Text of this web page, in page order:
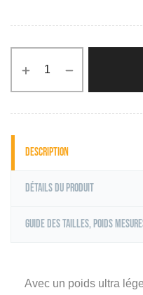
Description
Détails du produit
Guide des tailles, poids
Avec un poids ultra